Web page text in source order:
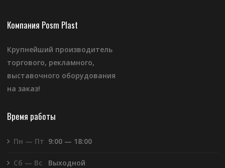
Компания Posm Plast
Крупнейший производитель
торгового, рекламного,
выставочного оборудования
на заказ!
Время работы
Пн — Пт 9:00 — 18:00
Сб — Вс Выходной